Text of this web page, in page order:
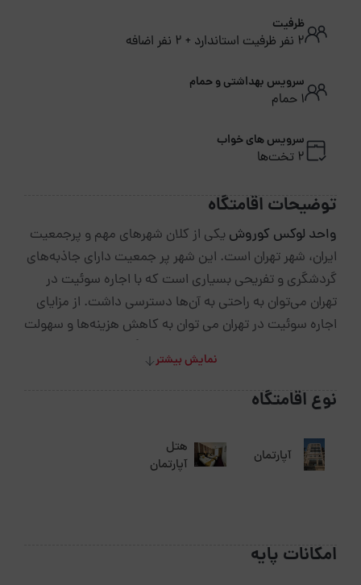
ظرفیت
2 نفر ظرفیت استاندارد + 2 نفر اضافه
سرویس بهداشتی و حمام
1 حمام
سرویس های خواب
2 تخت‌ها
توضیحات اقامتگاه
واحد لوکس کوروشیکی از کلان شهرهای مهم و پرجمعیت
ایران، شهر تهران است. این شهر پر جمعیت دارای جاذبه‌های
گردشگری‌ و تفریحی بسیاری است که با اجاره سوئیت در
تهران می‌توان به راحتی به آن‌ها دسترسی داشت. از مزایای
اجاره سوئیت در تهران می توان به کاهش هزینه‌ها و سهولت
صورت یک واحد 140 متری دوخواب در طبقه اول ساختمان
و خیابان اشرفی اصفهانی تهران قراردارد.
کوروش
تهران است و در این محله بوستان های متعددی وجود دارد
و این نشان می دهد که این محله بسیار خوش و آب و هوا
و فرهنگی هم تاسیس شده و البته برای تفریح و شادی مردم
نمایش بیشتر
نوع اقامتگاه
آپارتمان
هتل
آپارتمان
امکانات پایه